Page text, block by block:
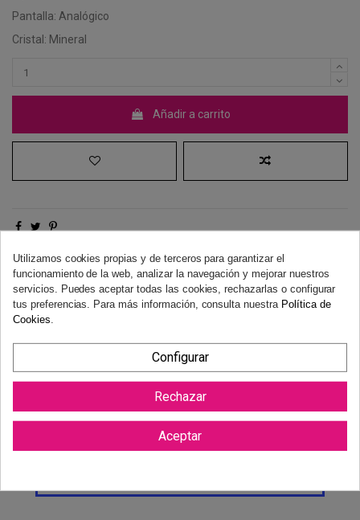
Pantalla: Analógico
Cristal: Mineral
Añadir a carrito
Derecho de desistimiento
Dispones de 14 días naturales para desistir de tu compra, sin
necesidad de justificación.
Más información
Utilizamos cookies propias y de terceros para garantizar el
funcionamiento de la web, analizar la navegación y mejorar nuestros
servicios. Puedes aceptar todas las cookies, rechazarlas o configurar
tus preferencias. Para más información, consulta nuestra Política de
Cookies
Configurar
Rechazar
Aceptar